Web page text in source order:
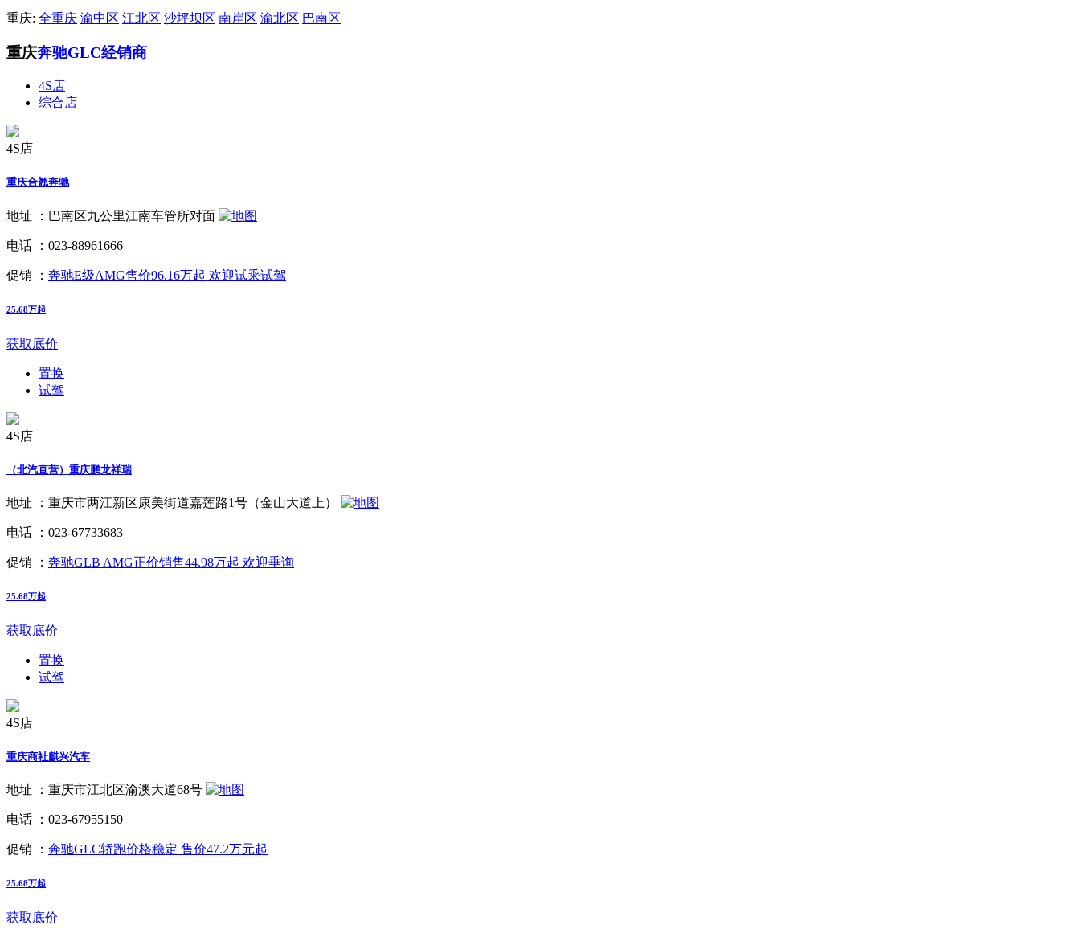
重庆: 全重庆 渝中区 江北区 沙坪坝区 南岸区 渝北区 巴南区
重庆奔驰GLC经销商
4S店
综合店
4S店
重庆合翘奔驰
地址 ： 巴南区九公里江南车管所对面
电话 ： 023-88961666
促销 ： 奔驰E级AMG售价96.16万起 欢迎试乘试驾
25.68万起
获取底价
置换
试驾
4S店
（北汽直营）重庆鹏龙祥瑞
地址 ： 重庆市两江新区康美街道嘉莲路1号（金山大道上）
电话 ： 023-67733683
促销 ： 奔驰GLB AMG正价销售44.98万起 欢迎垂询
25.68万起
获取底价
置换
试驾
4S店
重庆商社麒兴汽车
地址 ： 重庆市江北区渝澳大道68号
电话 ： 023-67955150
促销 ： 奔驰GLC轿跑价格稳定 售价47.2万元起
25.68万起
获取底价